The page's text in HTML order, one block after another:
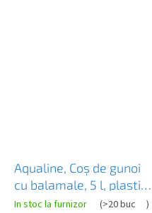
Aqualine, Coș de gunoi
cu balamale, 5 l, plastic,
alb, 20309
In stoc la furnizor (>20 buc )